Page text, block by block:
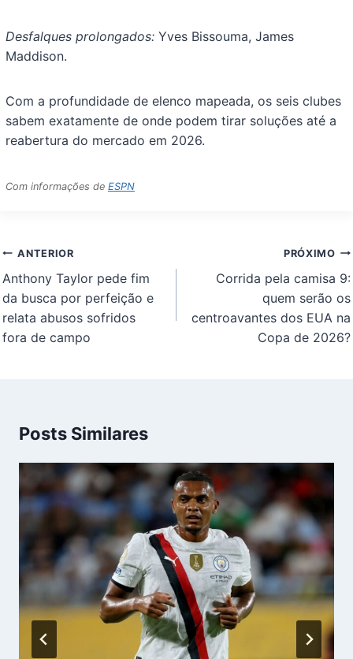
Desfalques prolongados: Yves Bissouma, James
Maddison.
Com a profundidade de elenco mapeada, os seis clubes
sabem exatamente de onde podem tirar soluções até a
reabertura do mercado em 2026.
Com informações deESPN
Navegação
de
Post
ANTERIOR
Anthony Taylor pede fim
da busca por perfeição e
relata abusos sofridos
fora de campo
PRÓXIMO
Corrida pela camisa 9:
quem serão os
centroavantes dos EUA na
Copa de 2026?
Posts Similares